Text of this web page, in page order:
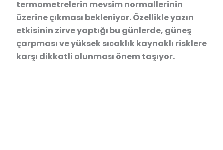
termometrelerin mevsim normallerinin
üzerine çıkması bekleniyor. Özellikle yazın
etkisinin zirve yaptığı bu günlerde, güneş
çarpması ve yüksek sıcaklık kaynaklı risklere
karşı dikkatli olunması önem taşıyor.